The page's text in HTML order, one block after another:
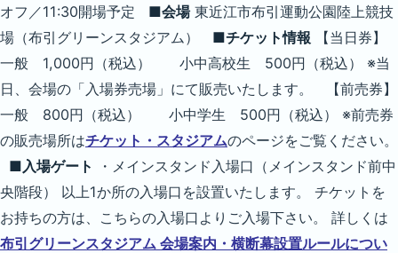
オフ／11:30開場予定 ■会場東近江市布引運動公園陸上競技
場（布引グリーンスタジアム） ■チケット情報 【当日券】
一般 1,000円（税込） 小中高校生 500円（税込） ※当
日、会場の「入場券売場」にて販売いたします。 【前売券】
一般 800円（税込） 小中学生 500円（税込） ※前売券
の販売場所はチケット・スタジアムのページをご覧ください。
■入場ゲート
・メインスタンド入場口（メインスタンド前中
央階段） 以上1か所の入場口を設置いたします。 チケットを
お持ちの方は、こちらの入場口よりご入場下さい。 詳しくは
布引グリーンスタジアム 会場案内・横断幕設置ルールについ